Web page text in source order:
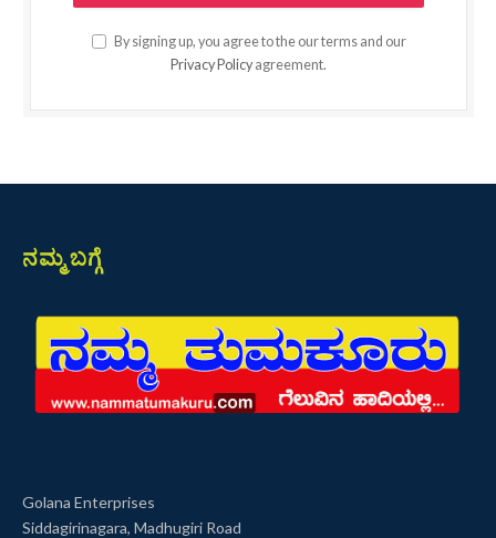
By signing up, you agree to the our terms and our
Privacy Policy agreement.
ನಮ್ಮ ಬಗ್ಗೆ
Golana Enterprises
Siddagirinagara, Madhugiri Road